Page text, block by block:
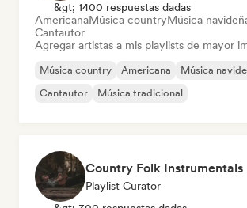
&gt; 1400 respuestas dadas
AmericanaMúsica countryMúsica
Cantautor
Agregar artistas a mis playlists de mayor
Música country Americana Música
Cantautor
Música tradicional
Country Folk Instrumentals
Playlist Curator